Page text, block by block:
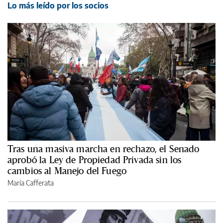
Lo más leído por los socios
Tras una masiva marcha en rechazo, el Senado
aprobó la Ley de Propiedad Privada sin los
cambios al Manejo del Fuego
María Cafferata